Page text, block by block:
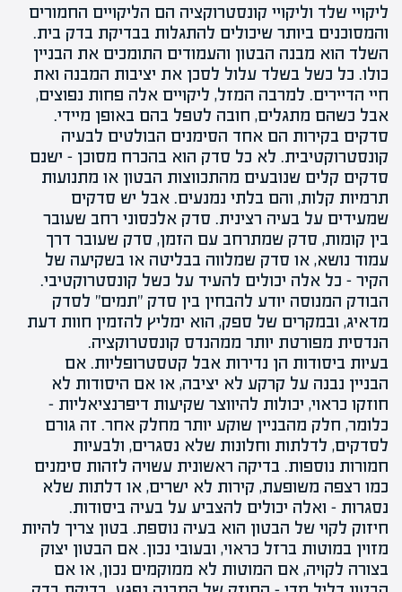
ליקויי שלד וליקויי קונסטרוקציה הם הליקויים החמורים
והמסוכנים ביותר שיכולים להתגלות בבדיקת בדק בית.
השלד הוא מבנה הבטון והעמודים התומכים את הבניין
כולו. כל כשל בשלד עלול לסכן את יציבות המבנה ואת
חיי הדיירים. למרבה המזל, ליקויים אלה פחות נפוצים,
אבל כשהם מתגלים, חובה לטפל בהם באופן מיידי.
סדקים בקירות הם אחד הסימנים הבולטים לבעיה
קונסטרוקטיבית. לא כל סדק הוא בהכרח מסוכן – ישנם
סדקים קלים שנובעים מהתכווצות הבטון או מתנועות
תרמיות קלות, והם בלתי נמנעים. אבל יש סדקים
שמעידים על בעיה רצינית. סדק אלכסוני רחב שעובר
בין קומות, סדק שמתרחב עם הזמן, סדק שעובר דרך
עמוד נושא, או סדק שמלווה בבליטה או בשקיעה של
הקיר – כל אלה יכולים להעיד על כשל קונסטרוקטיבי.
הבודק המנוסה יודע להבחין בין סדק "תמים" לסדק
מדאיג, ובמקרים של ספק, הוא ימליץ להזמין חוות דעת
הנדסית מפורטת יותר ממהנדס קונסטרוקציה.
בעיות ביסודות הן נדירות אבל קטסטרופליות. אם
הבניין נבנה על קרקע לא יציבה, או אם היסודות לא
חוזקו כראוי, יכולות להיווצר שקיעות דיפרנציאליות –
כלומר, חלק מהבניין שוקע יותר מחלק אחר. זה גורם
לסדקים, לדלתות וחלונות שלא נסגרים, ולבעיות
חמורות נוספות. בדיקה ראשונית עשויה לזהות סימנים
כמו רצפה משופעת, קירות לא ישרים, או דלתות שלא
נסגרות – ואלה יכולים להצביע על בעיה ביסודות.
חיזוק לקוי של הבטון הוא בעיה נוספת. בטון צריך להיות
מזוין במוטות ברזל כראוי, ובעובי נכון. אם הבטון יצוק
בצורה לקויה, אם המוטות לא ממוקמים נכון, או אם